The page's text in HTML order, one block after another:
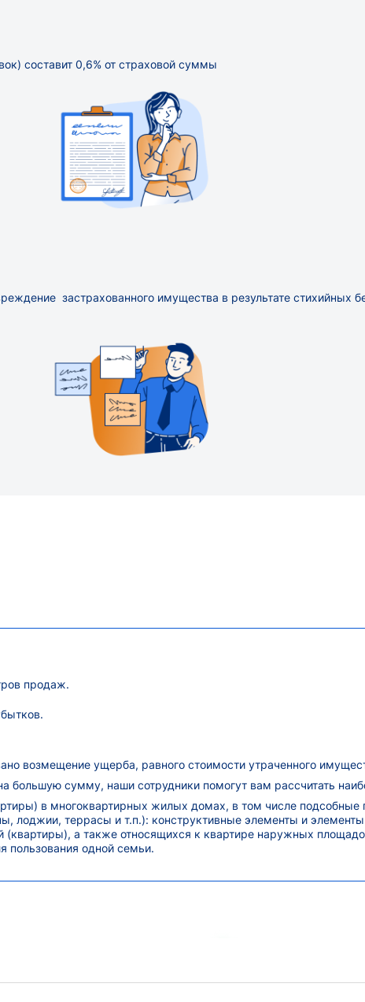
составит 0,6% от страховой суммы
застрахованного имущества в результате стихийных
продаж.
возмещение ущерба, равного стоимости утраченного
большую сумму, наши сотрудники помогут вам рассчитать
в многоквартирных жилых домах, в том числе подсобные
лоджии, террасы и т.п.): конструктивные элементы и элементы
а также относящихся к квартире наружных
одной семьи.